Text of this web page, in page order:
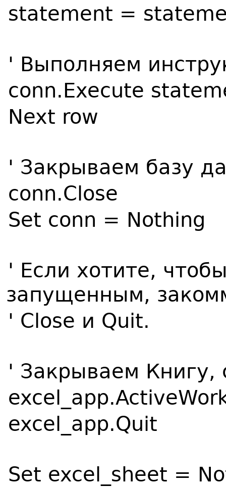
statement =
' Выполняем
conn.Execute
Next row
' Закрываем базу
conn.Close
Set conn = Nothing
' Если хотите,
запущенным,
' Close и Quit.
' Закрываем Книгу,
excel_app.Quit
Set excel_sheet =